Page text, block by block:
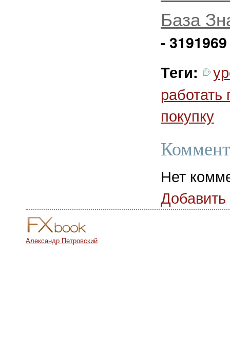
База
- 3191969
Теги:
работать
покупку
Нет
Александр Петровский